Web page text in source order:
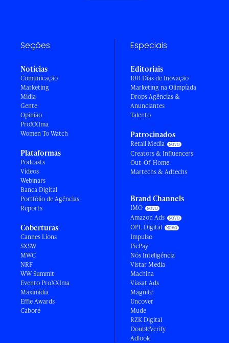
Seções
Notícias
Comunicação
Marketing
Mídia
Gente
Opinião
ProXXIma
Women To Watch
Plataformas
Podcasts
Vídeos
Webinars
Banca Digital
Portfólio de Agências
Reports
Coberturas
Cannes Lions
SXSW
MWC
NRF
WW Summit
Evento ProXXIma
Maximídia
Effie Awards
Caboré
Especiais
Editoriais
100 Dias de Inovação
Marketing na Olimpíada
Drops Agências &
Anunciantes
Talento
Patrocinados
Retail Media
Creators & Influencers
Out-Of-Home
Martechs & Adtechs
Brand Channels
IMO
Amazon Ads
OPL Digital
Impulso
PicPay
Nós Inteligência
Vistar Media
Machina
Viasat Ads
Magnite
Uncover
Mude
RZK Digital
DoubleVerify
Adlook